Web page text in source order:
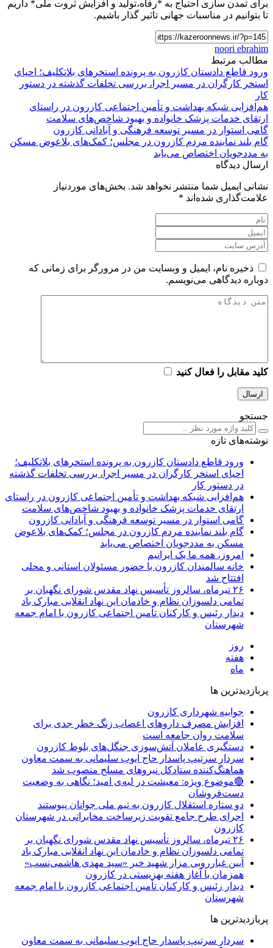
برای تمدن سازی احتیاج به *رفاه،تولید و افزایش ثروت ملی* داریم
تا بتوانیم در مناسبات جهانی تاثیر گذار باشیم.
noori ebrahim
مطالب مرتبط
ورود قاطع دادستان کازرون به پرونده استخرهای بلاتکلیف؛ احیای
استخر کارگران در مسیر اجرا، بررسی تخلفات گذشته در دستور
کار
هم‌افزایی شبکه بهداشت و تأمین اجتماعی کازرون در راستای
ارتقای خدمات پزشک خانواده و بهبود شاخص‌های سلامت
گامی استوار در مسیر توسعه فرهنگی و آبادانی کازرون
گام بلند نماینده مردم کازرون در مجلس؛ کمک‌های بلاعوض مسکن
به مددجویان اختصاص می‌یابد
ارسال دیدگاه
نشانی ایمیل شما منتشر نخواهد شد. بخش‌های موردنیاز
علامت‌گذاری شده‌اند *
ذخیره نام، ایمیل و وبسایت من در مرورگر برای زمانی که
دوباره دیدگاهی می‌نویسم.
کلید مقابل را فعال کنید
جستجو
نوشته‌های تازه
ورود قاطع دادستان کازرون به پرونده استخرهای بلاتکلیف؛
احیای استخر کارگران در مسیر اجرا، بررسی تخلفات گذشته
در دستور کار
هم‌افزایی شبکه بهداشت و تأمین اجتماعی کازرون در راستای
ارتقای خدمات پزشک خانواده و بهبود شاخص‌های سلامت
گامی استوار در مسیر توسعه فرهنگی و آبادانی کازرون
گام بلند نماینده مردم کازرون در مجلس؛ کمک‌های بلاعوض
مسکن به مددجویان اختصاص می‌یابد
امروز، همه ما یک ایرانیم
خانه سالمندان کازرون با حضور مسئولان استانی و محلی
افتتاح شد
۲۶ تیرماه، سالروز تأسیس نهاد مقدس شورای نگهبان بر
تمامی دلسوزان نظام و خادمان این نهاد انقلابی مبارک باد
دیدار رئیس و کارکنان تأمین اجتماعی کازرون با امام جمعه
شهرستان
روز
هفته
ماه
پربازدیدترین ها
جوابیه شهرداری کازرون
افزایش مصرف داروهای اعصاب زنگ خطر جدی برای
سلامت روان جامعه است
دستگیری عاملان آتش‌سوزی جنگل‌های بلوط کازرون
سردار سرتیپ پاسدار حاج ایوب سلیمانی به سمت معاون
هماهنگ‌کننده ستادکل نیروهای مسلح منصوب شد
🔴موضوع ویژه: معیشت در لبه‌ی امید؛ نگاهی به وضعیت
دست‌فروشان
دو ستاره استقلال کازرون به تیم ملی جوانان پیوستند
اجرای طرح جامع تقویت زیرساخت مخابراتی در شهرستان
کازرون
۲۶ تیرماه، سالروز تأسیس نهاد مقدس شورای نگهبان بر
تمامی دلسوزان نظام و خادمان این نهاد انقلابی مبارک باد
آیین غبارروبی مزار شهید خیر «سید مهدی هاشمی‌نسب»
همزمان با آغاز هفته بهزیستی در کازرون
دیدار رئیس و کارکنان تأمین اجتماعی کازرون با امام جمعه
شهرستان
پربازدیدترین ها
سردار سرتیپ پاسدار حاج ایوب سلیمانی به سمت معاون